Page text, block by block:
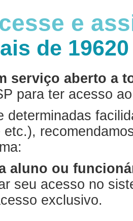
e
de
serviço aberto a
para ter acesso
determinadas
aluno ou
seu acesso no
exclusivo.